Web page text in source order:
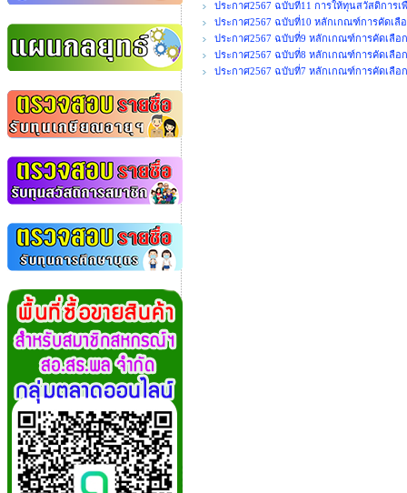
ประกาศ2567 ฉบับที่11 การให้ทุนสวัสดิการ
ประกาศ2567 ฉบับที่10 หลักเกณฑ์การคัดเลื
ประกาศ2567 ฉบับที่9 หลักเกณฑ์การคัดเลือ
ประกาศ2567 ฉบับที่8 หลักเกณฑ์การคัดเลือ
ประกาศ2567 ฉบับที่7 หลักเกณฑ์การคัดเลือ